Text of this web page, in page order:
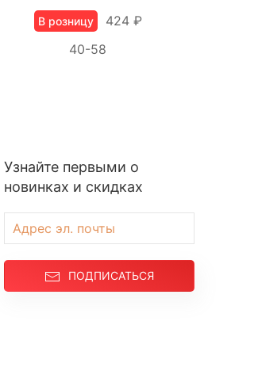
В розницу
424 ₽
40-58
Узнайте первыми о
новинках и скидках
ПОДПИСАТЬСЯ